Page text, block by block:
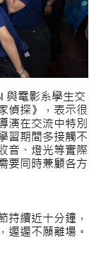
與電影系學生交
偵探》，表示很
演在交流中特別
習期間多接觸不
音、燈光等實際
要同時兼顧各方
持續近十分鐘，
遲遲不願離場。